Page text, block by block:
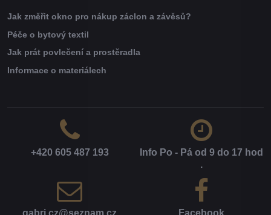
Jak změřit okno pro nákup záclon a závěsů?
Péče o bytový textil
Jak prát povlečení a prostěradla
Informace o materiálech
+420 605 487 193
Info Po - Pá od 9 do 17 hod​
.
gabri​.cz​@seznam​.cz Facebook